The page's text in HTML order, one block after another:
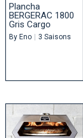
Plancha
BERGERAC 1800
Gris Cargo
By Eno | 3 Saisons